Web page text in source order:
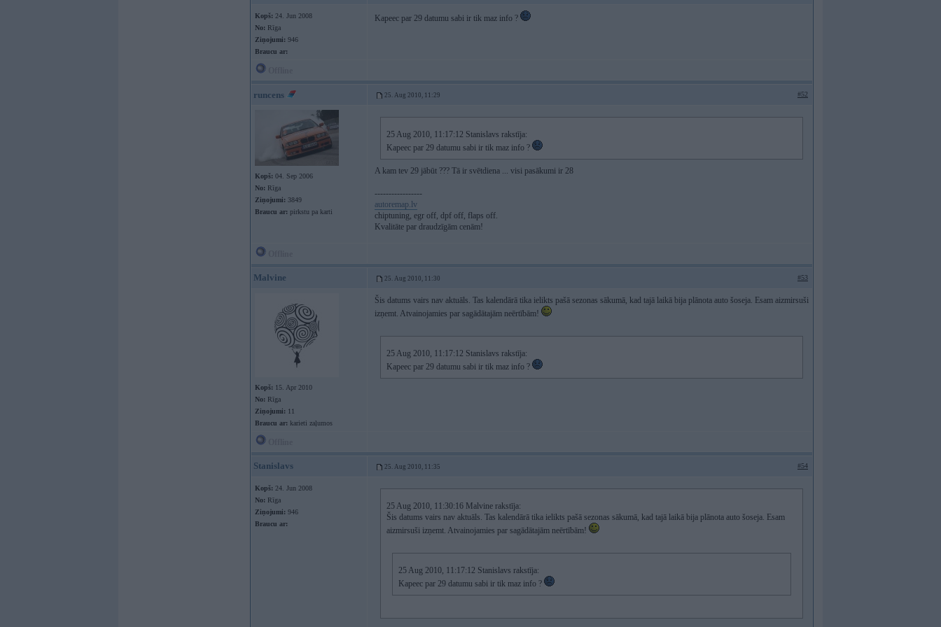
Kopš: 24. Jun 2008
No: Rīga
Ziņojumi: 946
Braucu ar:
Kapeec par 29 datumu sabi ir tik maz info ?
runcens 25. Aug 2010, 11:29 #52
Kopš: 04. Sep 2006
No: Rīga
Ziņojumi: 3849
Braucu ar: pirkstu pa karti
25 Aug 2010, 11:17:12 Stanislavs rakstīja:
Kapeec par 29 datumu sabi ir tik maz info ?
A kam tev 29 jābūt ??? Tā ir svētdiena ... visi pasākumi ir 28
-----------------
autoremap.lv
chiptuning, egr off, dpf off, flaps off.
Kvalitāte par draudzīgām cenām!
Malvine 25. Aug 2010, 11:30 #53
Kopš: 15. Apr 2010
No: Rīga
Ziņojumi: 11
Braucu ar: karieti zaļumos
Šis datums vairs nav aktuāls. Tas kalendārā tika ielikts pašā sezonas sākumā, kad tajā laikā bija plānota auto šoseja. Esam aizmirsuši
izņemt. Atvainojamies par sagādātajām neērtībām!
25 Aug 2010, 11:17:12 Stanislavs rakstīja:
Kapeec par 29 datumu sabi ir tik maz info ?
Stanislavs 25. Aug 2010, 11:35 #54
Kopš: 24. Jun 2008
No: Rīga
Ziņojumi: 946
Braucu ar:
25 Aug 2010, 11:30:16 Malvine rakstīja:
Šis datums vairs nav aktuāls. Tas kalendārā tika ielikts pašā sezonas sākumā, kad tajā laikā bija plānota auto šoseja. Esam
aizmirsuši izņemt. Atvainojamies par sagādātajām neērtībām!
25 Aug 2010, 11:17:12 Stanislavs rakstīja:
Kapeec par 29 datumu sabi ir tik maz info ?